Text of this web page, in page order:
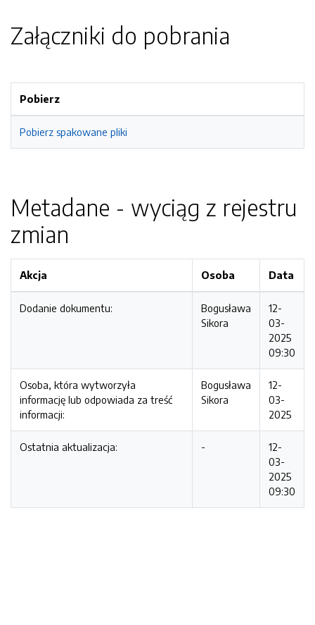
Załączniki do pobrania
Pobierz
Pobierz spakowane pliki
Metadane - wyciąg z rejestru
zmian
Akcja Osoba Data
Dodanie dokumentu:
Bogusława
Sikora
12-
03-
2025
09:30
Osoba, która wytworzyła
informację lub odpowiada za treść
informacji:
Bogusława
Sikora
12-
03-
2025
Ostatnia aktualizacja: -
12-
03-
2025
09:30